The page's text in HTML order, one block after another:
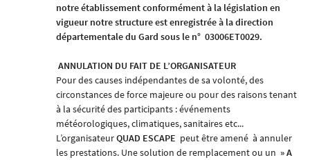
notre établissement conformément à la législation en
vigueur notre structure est enregistrée à la direction
départementale du Gard sous le n°03006ET0029.
ANNULATION DU FAIT DE L’ORGANISATEUR
Pour des causes indépendantes de sa volonté, des
circonstances de force majeure ou pour des raisons tenant
à la sécurité des participants : événements
météorologiques, climatiques, sanitaires etc...
L’organisateurQUAD ESCAPE peut être amené à annuler
les prestations. Une solution de remplacement ou un » A